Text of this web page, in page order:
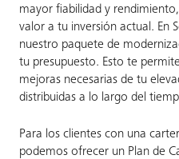
mayor fiabilidad y
valor a tu inversión actual. En
nuestro paquete de
tu presupuesto. Esto te
mejoras necesarias de tu
distribuidas a lo largo del
Para los clientes con una
podemos ofrecer un Plan de